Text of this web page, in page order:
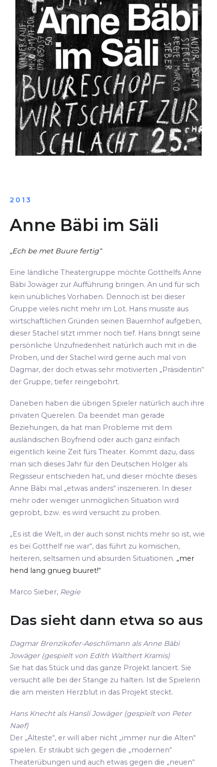
2013
Anne Bäbi im Säli
„Ech be met Buure fertig“
Eine ländliche Theatergruppe möchte Gotthelfs Anne
Bäbi Jowäger zur Aufführung bringen. An und für sich
kein unübliches Vorhaben. Dennoch ist bei dieser
Gruppe vieles nicht mehr im Lot. Hans musste aus
wirtschaftlichen Gründen seinen Bauernhof aufgeben,
dieser Stachel sitzt immer noch tief. Hans bringt seine
persönliche Unzufriedenheit natürlich auch mit in die
Proben, und der Stachel wird gerne auch mal von
Dagmar, der doch etwas sehr motivierten „Präsidentin“
der Gruppe, tiefer reingebohrt.
Daneben haben die übrigen Spieler natürlich auch ihre
privaten Querelen. Da beendet man gerade
Beziehungen, da hat man Probleme mit dem
ausländischen Boyfriend oder auch ganz einfach
eigentlich keine Zeit fürs Theater. Kommt dazu, dass
man sich dieses Jahr für den Deutschen Holger als
Regisseur entschieden hat, und dieser möchte dieses
Anne Bäbi mal „etwas anders“ inszenieren. In dieser
mehr oder weniger unmöglichen Situation wird
geprobt, bzw. es wird versucht zu proben.
„Es ist die Welt, in der auch sonst nichts mehr so ist, wie
es bei Gotthelf nie war“, das führt zu komischen,
heiteren, seltsamen und absurden Situationen. „mer
hend lang gnueg buuret!“
Marco Sieber, Regie
Das sieht dann etwa so aus
Dagmar Brenzikofer-Aeschlimann als Anne Bäbi
Jowäger (gespielt von Edith Walthert Kramis)
Sie hat das Stück und das ganze Projekt lanciert. Sie
versucht alle bei der Stange zu halten. Ist die Spielerin
die am meisten Herzblut in das Projekt steckt.
Hans Knecht als Hansli Jowäger (gespielt von Peter
Naef)
Der „Älteste“, er will aber nicht „immer nur die Alten“
spielen. Er sträubt sich gegen die „modernen“
Theaterübungen und auch etwas gegen die „neuen“